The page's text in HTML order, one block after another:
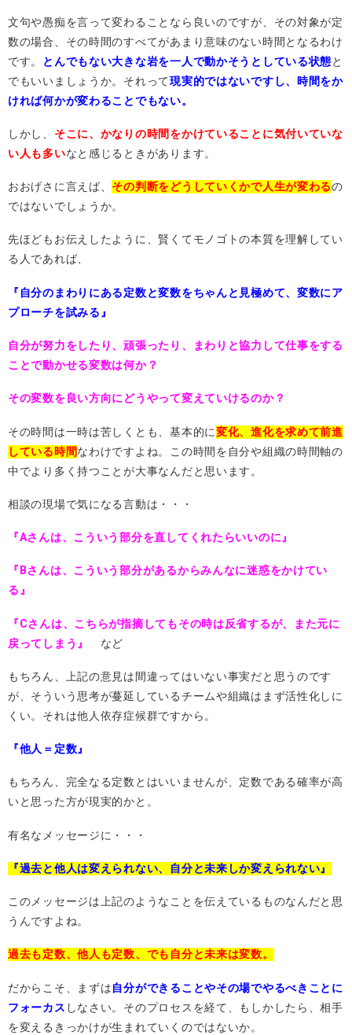
文句や愚痴を言って変わることなら良いのですが、その対象が定
数の場合、その時間のすべてがあまり意味のない時間となるわけ
です。
とんでもない大きな岩を一人で動かそうとしている状態と
でもいいましょうか。それって現実的ではないですし、時間をか
ければ何かが変わることでもない。
しかし、 そこに、かなりの時間をかけていることに気付いていな
い人も多いなと感じるときがあります。
おおげさに言えば、 その判断をどうしていくかで人生が変わるの
ではないでしょうか。
先ほどもお伝えしたように、賢くてモノゴトの本質を理解してい
る人であれば、
『自分のまわりにある定数と変数をちゃんと見極めて、変数にア
プローチを試みる』
自分が努力をしたり、頑張ったり、まわりと協力して仕事をする
ことで動かせる変数は何か？
その変数を良い方向にどうやって変えていけるのか？
その時間は一時は苦しくとも、基本的に変化、進化を求めて前進
している時間なわけですよね。この時間を自分や組織の時間軸の
中でより多く持つことが大事なんだと思います。
相談の現場で気になる言動は・・・
『Aさんは、こういう部分を直してくれたらいいのに』
『Bさんは、こういう部分があるからみんなに迷惑をかけてい
る』
『Cさんは、こちらが指摘してもその時は反省するが、また元に
戻ってしまう』
など
もちろん、上記の意見は間違ってはいない事実だと思うのです
が、そういう思考が蔓延しているチームや組織はまず活性化しに
くい。それは他人依存症候群ですから。
『他人＝定数』
もちろん、完全なる定数とはいいませんが、定数である確率が高
いと思った方が現実的かと。
有名なメッセージに・・・
『過去と他人は変えられない、自分と未来しか変えられない』
このメッセージは上記のようなことを伝えているものなんだと思
うんですよね。
過去も定数、他人も定数、でも自分と未来は変数。
だからこそ、まずは自分ができることやその場でやるべきことに
フォーカス しなさい。そのプロセスを経て、もしかしたら、相手
を変えるきっかけが生まれていくのではないか。